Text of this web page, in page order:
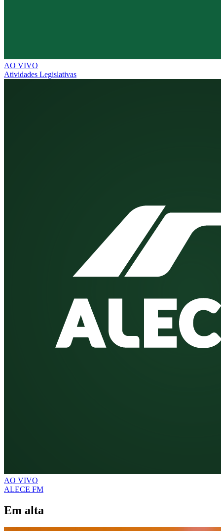
AO VIVO
Atividades Legislativas
AO VIVO
ALECE FM
Em alta